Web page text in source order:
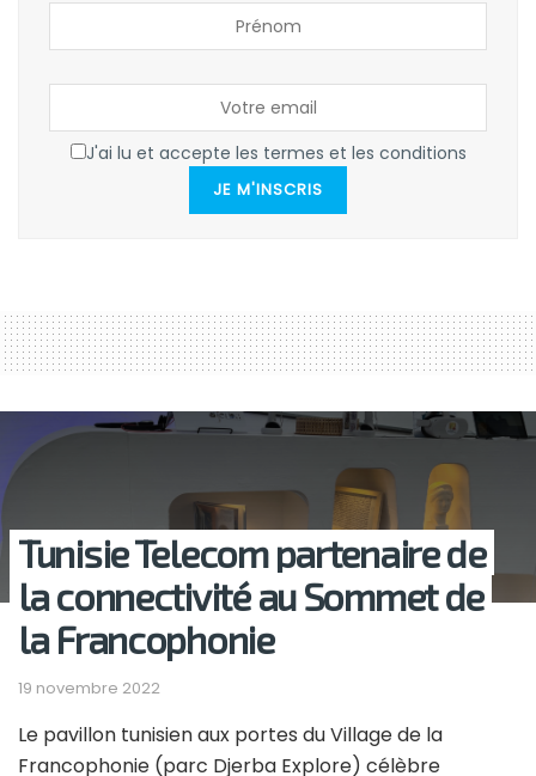
J'ai lu et accepte les termes et les conditions
JE M'INSCRIS
Tunisie Telecom partenaire de
la connectivité au Sommet de
la Francophonie
19 novembre 2022
Le pavillon tunisien aux portes du Village de la
Francophonie (parc Djerba Explore) célèbre